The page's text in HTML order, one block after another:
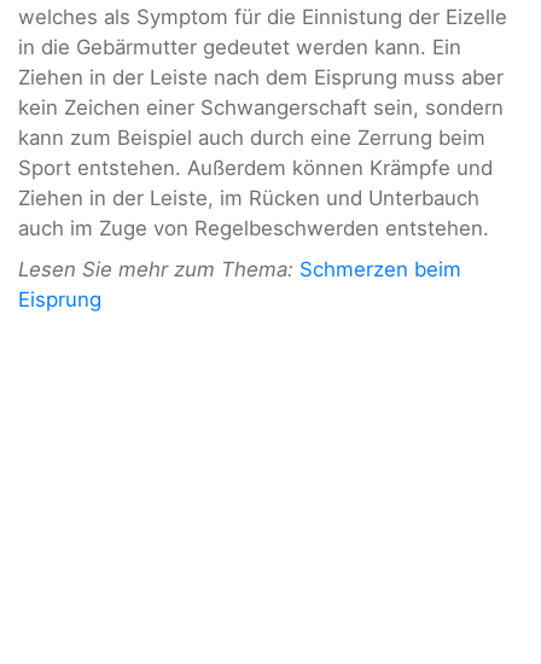
welches als Symptom für die Einnistung der Eizelle
in die Gebärmutter gedeutet werden kann. Ein
Ziehen in der Leiste nach dem Eisprung muss aber
kein Zeichen einer Schwangerschaft sein, sondern
kann zum Beispiel auch durch eine Zerrung beim
Sport entstehen. Außerdem können Krämpfe und
Ziehen in der Leiste, im Rücken und Unterbauch
auch im Zuge von Regelbeschwerden entstehen.
Lesen Sie mehr zum Thema: Schmerzen beim
Eisprung